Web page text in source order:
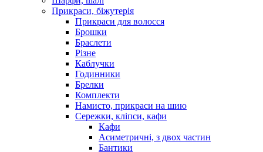
Прикраси, біжутерія
Прикраси для волосся
Брошки
Браслети
Різне
Каблучки
Годинники
Брелки
Комплекти
Намисто, прикраси на шию
Сережки, кліпси, кафи
Кафи
Асиметричні, з двох частин
Бантики